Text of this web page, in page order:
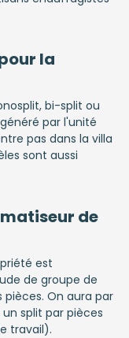
la
bi-split ou
par l'unité
pas dans la villa
sont aussi
de
est
de groupe de
On aura par
split par pièces
travail).